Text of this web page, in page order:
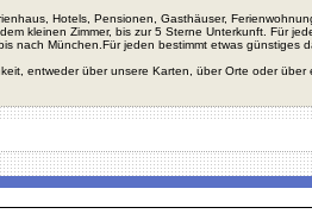
Hotels, Pensionen, Gasthäuser,
kleinen Zimmer, bis zur 5 Sterne Unterkunft. Für
nach München.Für jeden bestimmt etwas günstiges
entweder über unsere Karten, über Orte oder über